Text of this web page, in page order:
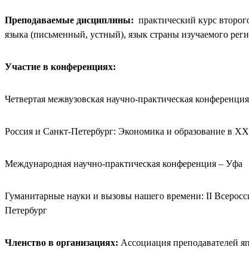
Преподаваемые дисциплины: практический курс
языка (письменный, устный), язык страны изучаемого
Участие в конференциях:
Четвертая межвузовская научно-практическая
Россия и Санкт-Петербург: Экономика и образование в
Международная научно-практическая конференция – Уфа
Гуманитарные науки и вызовы нашего времени: II
Петербург
Членство в организациях: Ассоциация преподавателей